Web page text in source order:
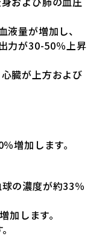
量が増加し、
力が30-50％上昇
臓が上方および
増加します。
の濃度が約33％
します。